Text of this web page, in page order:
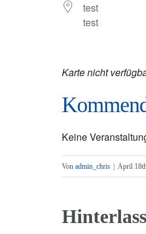
test
test
Karte nicht
Keine
Von admin_chris April